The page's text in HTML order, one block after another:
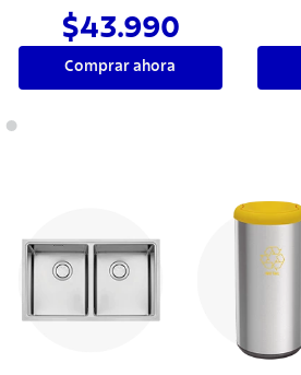
$43.990
Comprar ahora